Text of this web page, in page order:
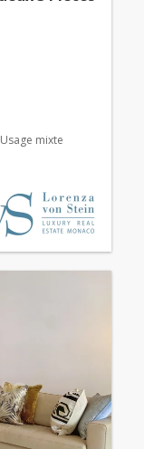
Usage mixte